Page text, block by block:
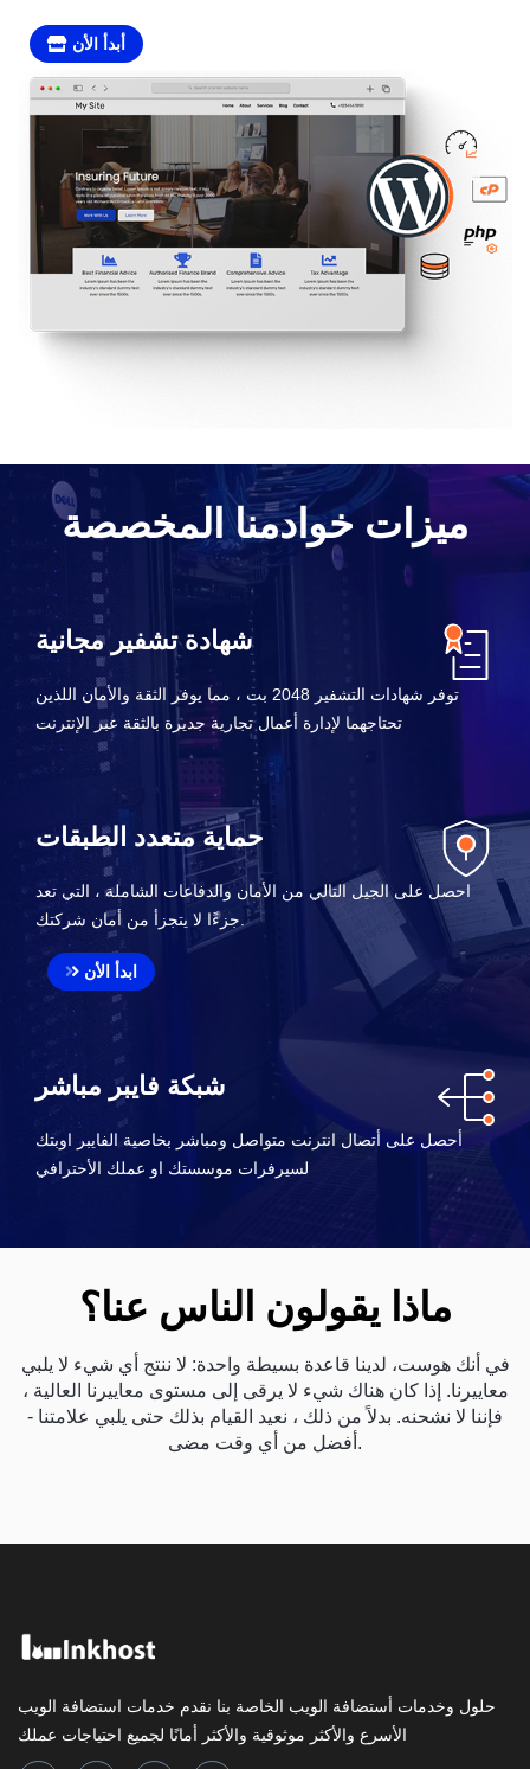
أبدأ الأن
ميزات خوادمنا المخصصة
شهادة تشفير مجانية
توفر شهادات التشفير 2048 بت ، مما يوفر الثقة والأمان اللذين
تحتاجهما لإدارة أعمال تجارية جديرة بالثقة عبر الإنترنت
حماية متعدد الطبقات
احصل على الجيل التالي من الأمان والدفاعات الشاملة ، التي تعد
ابدأ الأن
شبكة فايبر مباشر
أحصل على أتصال انترنت متواصل ومباشر بخاصية الفايبر اوبتك
لسيرفرات موسستك او عملك الأحترافي
ماذا يقولون الناس عنا؟
في أنك هوست، لدينا قاعدة بسيطة واحدة: لا ننتج أي شيء لا يلبي
معاييرنا. إذا كان هناك شيء لا يرقى إلى مستوى معاييرنا العالية ،
فإننا لا نشحنه. بدلاً من ذلك ، نعيد القيام بذلك حتى يلبي علامتنا -
أفضل من أي وقت مضى.
حلول وخدمات أستضافة الويب الخاصة بنا نقدم خدمات استضافة الويب
الأسرع والأكثر موثوقية والأكثر أمانًا لجميع احتياجات عملك